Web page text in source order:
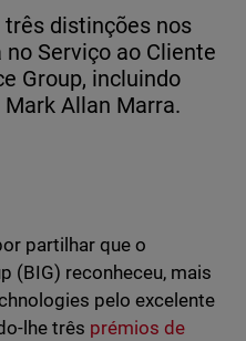
três distinções nos
Serviço ao Cliente
Group, incluindo
Allan Marra.
on Reddit
partilhar que o
(BIG) reconheceu, mais
pelo excelente
lhe três prémios de